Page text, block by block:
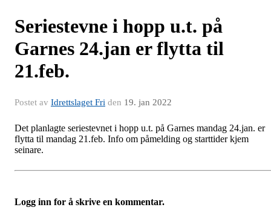
Seriestevne i hopp u.t. på
Garnes 24.jan er flytta til
21.feb.
Postet av Idrettslaget Fri den 19. jan 2022
Det planlagte seriestevnet i hopp u.t. på Garnes mandag 24.jan. er
flytta til mandag 21.feb. Info om påmelding og starttider kjem
seinare.
Logg inn for å skrive en kommentar.